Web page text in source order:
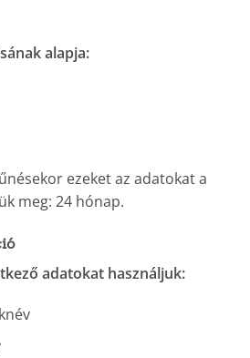
alapja:
ezeket az adatokat a
meg: 24 hónap.
adatokat használjuk: